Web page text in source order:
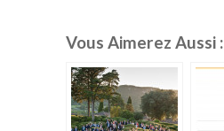
Vous Aimerez Aussi :